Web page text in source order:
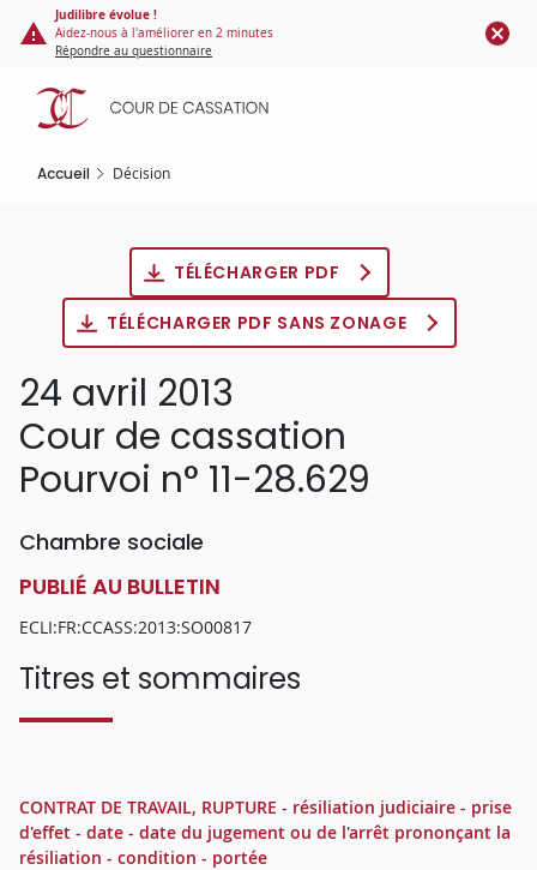
Panneau de gestion des cookies
contenu
principal
Judilibre évolue !
Aidez-nous à l'améliorer en 2 minutes
Répondre au questionnaire
Accueil Décision
TÉLÉCHARGER PDF
TÉLÉCHARGER PDF SANS ZONAGE
24 avril 2013
Cour de cassation
Pourvoi n° 11-28.629
Chambre sociale
PUBLIÉ AU BULLETIN
ECLI:FR:CCASS:2013:SO00817
Titres et sommaires
CONTRAT DE TRAVAIL, RUPTURE - résiliation judiciaire - prise
d'effet - date - date du jugement ou de l'arrêt prononçant la
résiliation - condition - portée